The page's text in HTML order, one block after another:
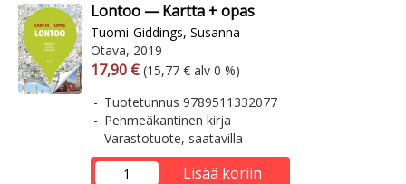
Lontoo — Kartta + opas
Tuomi-Giddings, Susanna
Otava, 2019
Arvonlisäverollinen hinta
17,90 € Arvonlisäveroton hinta
(15,77 € alv 0 %)
Tuotetunnus 9789511332077
Pehmeäkantinen kirja
Varastotuote, saatavilla
Lisää koriin